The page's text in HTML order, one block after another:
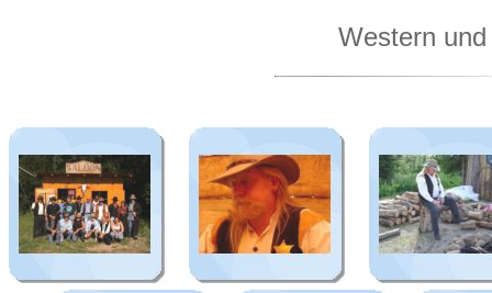
Western